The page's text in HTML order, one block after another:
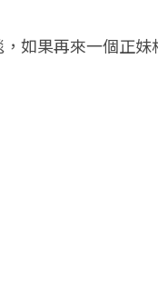
如果再來一個正妹